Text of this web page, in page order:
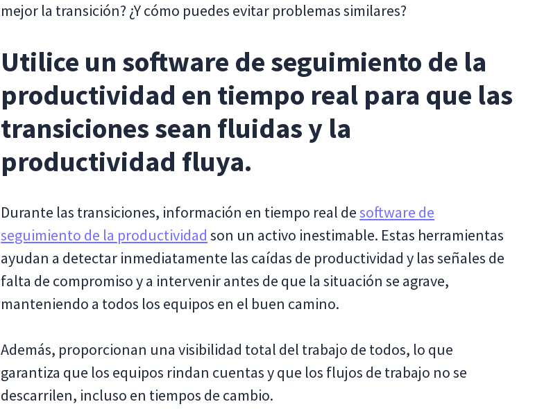
mejor la transición? ¿Y cómo puedes evitar problemas similares?
Utilice un software de seguimiento de la
productividad en tiempo real para que las
transiciones sean fluidas y la
productividad fluya.
Durante las transiciones, información en tiempo real desoftware de
seguimiento de la productividad son un activo inestimable. Estas herramientas
ayudan a detectar inmediatamente las caídas de productividad y las señales de
falta de compromiso y a intervenir antes de que la situación se agrave,
manteniendo a todos los equipos en el buen camino.
Además, proporcionan una visibilidad total del trabajo de todos, lo que
garantiza que los equipos rindan cuentas y que los flujos de trabajo no se
descarrilen, incluso en tiempos de cambio.